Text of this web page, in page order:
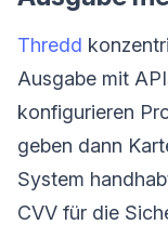
Thredd
Ausgabe mit
konfigurieren
geben dann
System
CVV für die